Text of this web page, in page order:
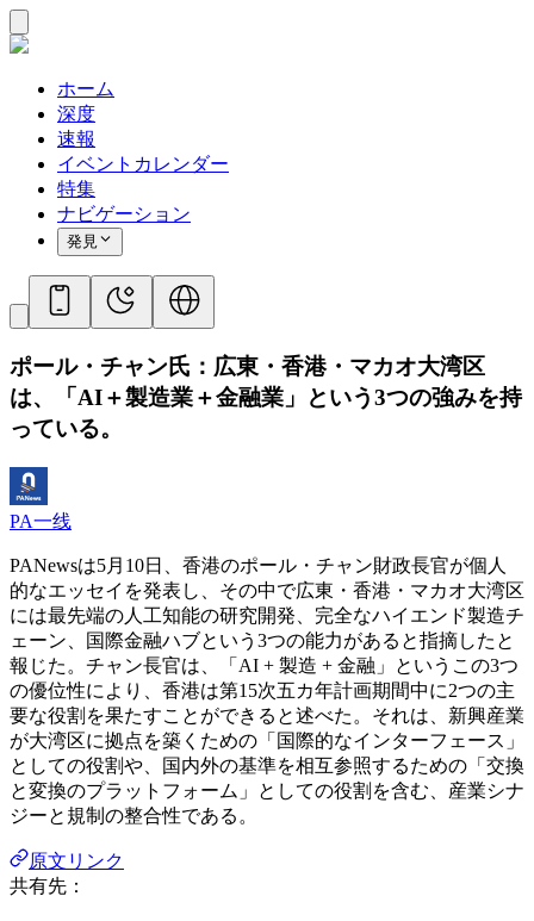
ホーム
深度
速報
イベントカレンダー
特集
ナビゲーション
発見
ポール・チャン氏：広東・香港・マカオ大湾区
は、「AI＋製造業＋金融業」という3つの強みを持
っている。
PA一线
PANewsは5月10日、香港のポール・チャン財政長官が個人
的なエッセイを発表し、その中で広東・香港・マカオ大湾区
には最先端の人工知能の研究開発、完全なハイエンド製造チ
ェーン、国際金融ハブという3つの能力があると指摘したと
報じた。チャン長官は、「AI + 製造 + 金融」というこの3つ
の優位性により、香港は第15次五カ年計画期間中に2つの主
要な役割を果たすことができると述べた。それは、新興産業
が大湾区に拠点を築くための「国際的なインターフェース」
としての役割や、国内外の基準を相互参照するための「交換
と変換のプラットフォーム」としての役割を含む、産業シナ
ジーと規制の整合性である。
原文リンク
共有先：